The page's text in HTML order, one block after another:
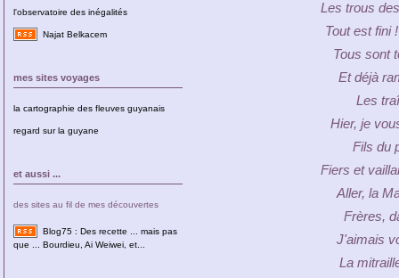
l'observatoire des inégalités
Najat Belkacem
mes sites voyages
la cartographie des fleuves guyanais
regard sur la guyane
et aussi ...
des sites au fil de mes découvertes
Blog75 : Des recette ... mais pas
que ... Bourdieu, Ai Weiwei, et...
Les trous
Tout est fini
Tous sont
Et déjà
Les
Hier, je
Fils du
Fiers et
Aller, la
Frères,
J'aimais
La